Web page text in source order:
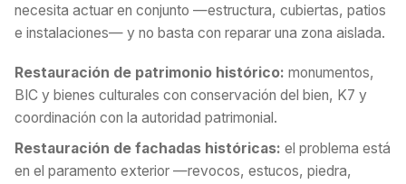
necesita actuar en conjunto —estructura, cubiertas, patios
e instalaciones— y no basta con reparar una zona aislada.
Restauración de patrimonio histórico: monumentos,
BIC y bienes culturales con conservación del bien, K7 y
coordinación con la autoridad patrimonial.
Restauración de fachadas históricas: el problema está
en el paramento exterior —revocos, estucos, piedra,